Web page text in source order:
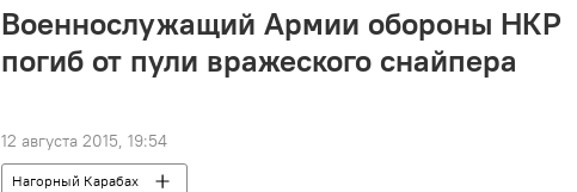
Военнослужащий Армии обороны НКР
погиб от пули вражеского снайпера
12 августа 2015, 19:54
Нагорный Карабах